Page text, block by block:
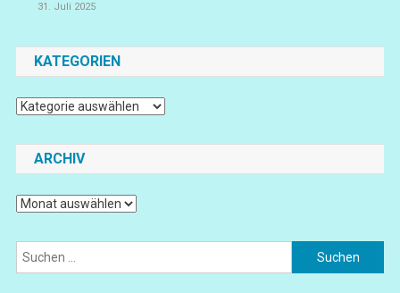
31. Juli 2025
KATEGORIEN
Kategorien
ARCHIV
Archiv
Suchen
nach: